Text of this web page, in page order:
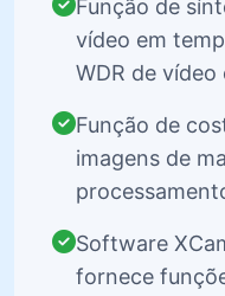
Função de
vídeo em
WDR de
Função de
imagens de
Software
fornece